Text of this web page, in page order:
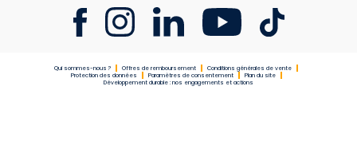
Qui sommes-nous ? Offres de remboursement
Conditions générales de vente
Protection des données
Paramètres de consentement
Plan du site
Développement durable : nos engagements et actions